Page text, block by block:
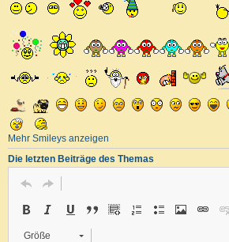
Mehr Smileys anzeigen
Die letzten Beiträge des Themas
Größe